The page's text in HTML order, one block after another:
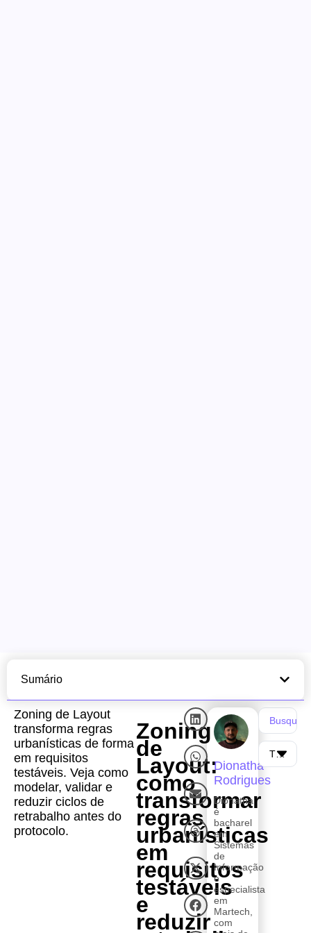
Zoning de Layout
transforma regras
urbanísticas de forma
em requisitos
testáveis. Veja como
modelar, validar e
reduzir ciclos de
retrabalho antes do
protocolo.
Zoning
de
Layout:
como
transformar
regras
urbanísticas
em
requisitos
testáveis
e
reduzir
Dionatha
Rodrigues
Dionatha
é
bacharel
em
Sistemas
de
Informação
e
especialista
em
Martech,
com
Sumário